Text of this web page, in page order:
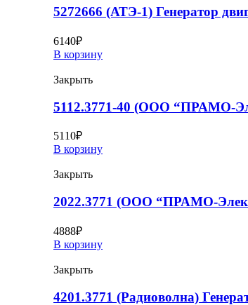
5272666 (АТЭ-1) Генератор
6140₽
В корзину
Закрыть
5112.3771-40 (ООО “ПРАМО-
5110₽
В корзину
Закрыть
2022.3771 (ООО “ПРАМО-
4888₽
В корзину
Закрыть
4201.3771 (Радиоволна)